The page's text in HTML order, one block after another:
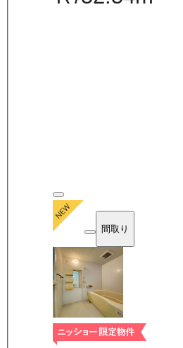
間取り